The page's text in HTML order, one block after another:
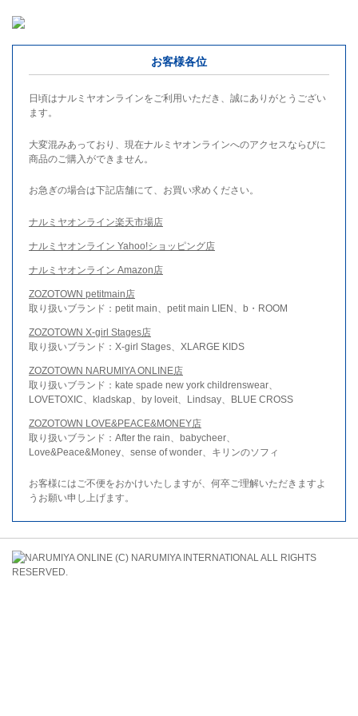
お客様各位
日頃はナルミヤオンラインをご利用いただき、誠にありがとうござい
ます。
大変混みあっており、現在ナルミヤオンラインへのアクセスならびに
商品のご購入ができません。
お急ぎの場合は下記店舗にて、お買い求めください。
ナルミヤオンライン楽天市場店
ナルミヤオンライン Yahoo!ショッピング店
ナルミヤオンライン Amazon店
ZOZOTOWN petitmain店
取り扱いブランド：petit main、petit main LIEN、b・ROOM
ZOZOTOWN X-girl Stages店
取り扱いブランド：X-girl Stages、XLARGE KIDS
ZOZOTOWN NARUMIYA ONLINE店
取り扱いブランド：kate spade new york childrenswear、
LOVETOXIC、kladskap、by loveit、Lindsay、BLUE CROSS
ZOZOTOWN LOVE&PEACE&MONEY店
取り扱いブランド：After the rain、babycheer、
Love&Peace&Money、sense of wonder、キリンのソフィ
お客様にはご不便をおかけいたしますが、何卒ご理解いただきますよ
うお願い申し上げます。